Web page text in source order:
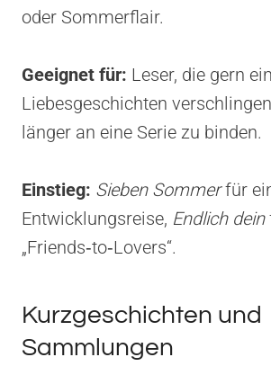
oder Sommerflair.
Geeignet für: Leser, die gern
Liebesgeschichten
länger an eine Serie zu binden.
Einstieg: Sieben Sommerfür
Entwicklungsreise, Endlich dein
„Friends‑to‑Lovers“.
Kurzgeschichten und
Sammlungen